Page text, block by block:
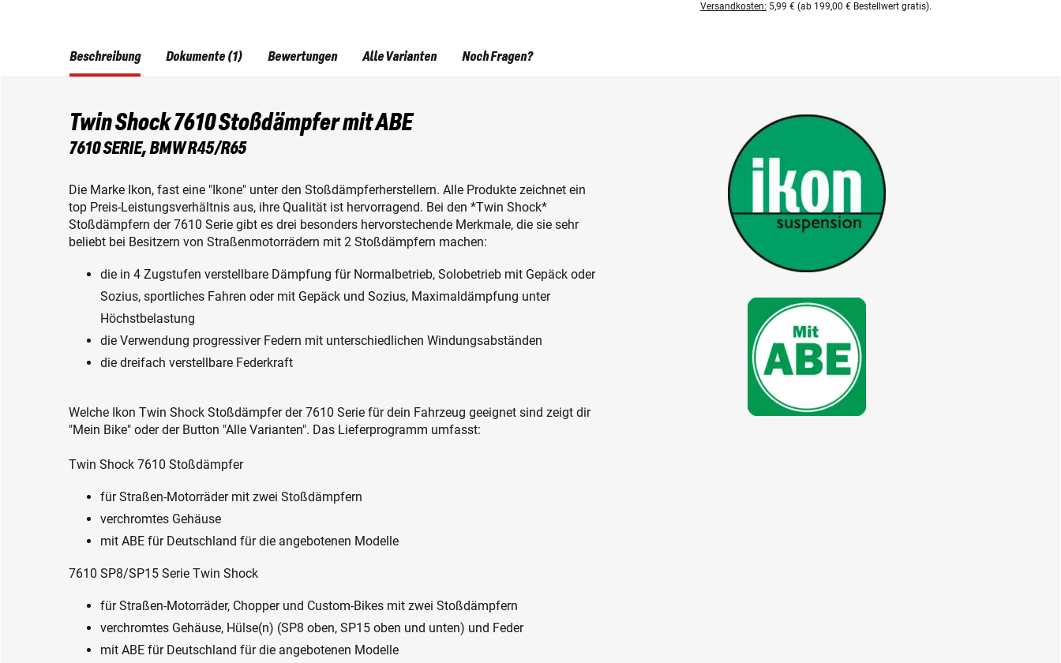
Versandkosten: 5,99 € (ab 199,00 € Bestellwert gratis).
Beschreibung
Twin Shock 7610 Stoßdämpfer mit ABE
7610 SERIE, BMW R45/R65
Die Marke Ikon, fast eine "Ikone" unter den Stoßdämpferherstellern. Alle Produkte zeichnet ein
top Preis-Leistungsverhältnis aus, ihre Qualität ist hervorragend. Bei den *Twin Shock*
Stoßdämpfern der 7610 Serie gibt es drei besonders hervorstechende Merkmale, die sie sehr
beliebt bei Besitzern von Straßenmotorrädern mit 2 Stoßdämpfern machen:
die in 4 Zugstufen verstellbare Dämpfung für Normalbetrieb, Solobetrieb mit Gepäck oder
Sozius, sportliches Fahren oder mit Gepäck und Sozius, Maximaldämpfung unter
Höchstbelastung
die Verwendung progressiver Federn mit unterschiedlichen Windungsabständen
die dreifach verstellbare Federkraft
Welche Ikon Twin Shock Stoßdämpfer der 7610 Serie für dein Fahrzeug geeignet sind zeigt dir
"Mein Bike" oder der Button "Alle Varianten". Das Lieferprogramm umfasst:
Twin Shock 7610 Stoßdämpfer
für Straßen-Motorräder mit zwei Stoßdämpfern
verchromtes Gehäuse
mit ABE für Deutschland für die angebotenen Modelle
7610 SP8/SP15 Serie Twin Shock
für Straßen-Motorräder, Chopper und Custom-Bikes mit zwei Stoßdämpfern
verchromtes Gehäuse, Hülse(n) (SP8 oben, SP15 oben und unten) und Feder
mit ABE für Deutschland für die angebotenen Modelle
Dokumente (1) Bewertungen Alle Varianten Noch Fragen?